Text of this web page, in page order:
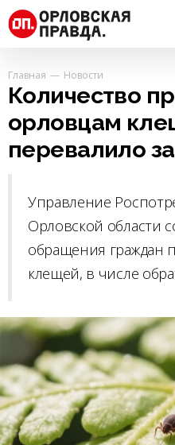
Главная Новости
Количество
орловцам
перевалило
Управление
Орловской области
обращения граждан
клещей, в числе